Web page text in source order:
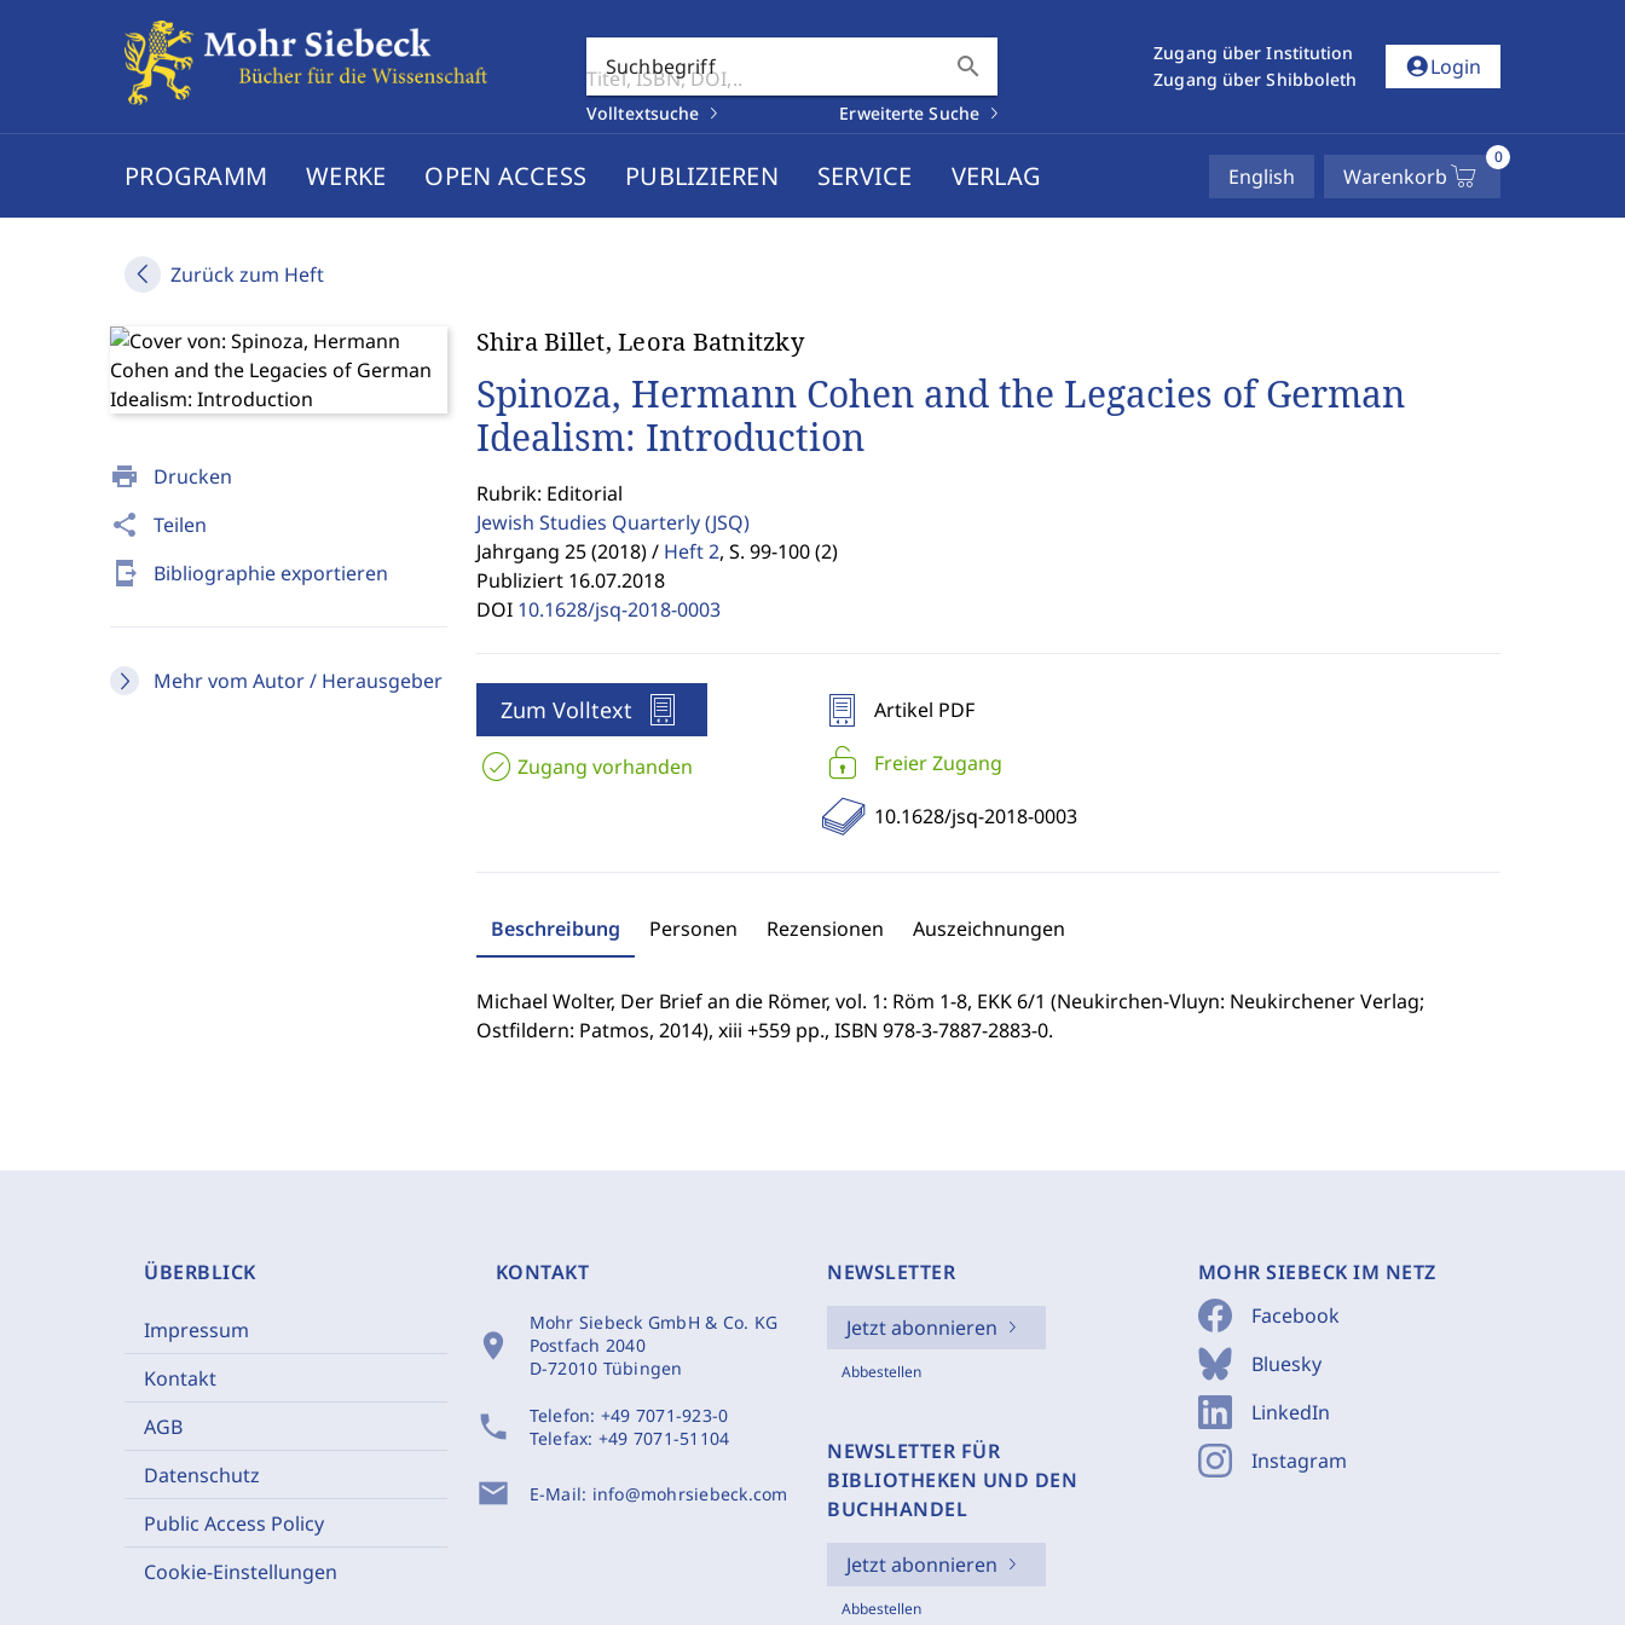
Suchbegriff search
Volltextsuche Erweiterte Suche
Zugang über Institution
Zugang über Shibboleth
account_circleLogin
PROGRAMM WERKE OPEN ACCESS PUBLIZIEREN SERVICE VERLAG English Warenkorb
0
Zurück zum Heft
print Drucken
share Teilen
send_to_mobile Bibliographie exportieren
Mehr vom Autor / Herausgeber
Shira Billet, Leora Batnitzky
Spinoza, Hermann Cohen and the Legacies of German
Idealism: Introduction
Rubrik: Editorial
Jewish Studies Quarterly(JSQ)
Jahrgang 25 (2018) / Heft 2, S. 99-100 (2)
Publiziert 16.07.2018
DOI 10.1628/jsq-2018-0003
Zum Volltext
Zugang vorhanden
Artikel PDF
Freier Zugang
10.1628/jsq-2018-0003
Beschreibung Personen Rezensionen Auszeichnungen
Michael Wolter, Der Brief an die Römer, vol. 1: Röm 1-8, EKK 6/1 (Neukirchen-Vluyn: Neukirchener Verlag;
Ostfildern: Patmos, 2014), xiii +559 pp., ISBN 978-3-7887-2883-0.
ÜBERBLICK
Impressum
Kontakt
AGB
Datenschutz
Public Access Policy
Cookie-Einstellungen
KONTAKT
location_on
Mohr Siebeck GmbH & Co. KG
Postfach 2040
D-72010 Tübingen
phone Telefon: +49 7071-923-0
Telefax: +49 7071-51104
mail E-Mail: info@mohrsiebeck.com
NEWSLETTER
Jetzt abonnieren
Abbestellen
NEWSLETTER FÜR
BIBLIOTHEKEN UND DEN
BUCHHANDEL
Jetzt abonnieren
Abbestellen
MOHR SIEBECK IM NETZ
Facebook
Bluesky
LinkedIn
Instagram